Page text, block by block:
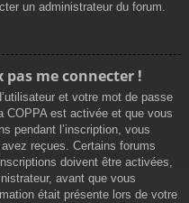
un administrateur du forum.
pas me connecter !
et votre mot de passe
est activée et que vous
pendant l’inscription, vous
reçues. Certains forums
doivent être activées,
avant que vous
était présente lors de votre